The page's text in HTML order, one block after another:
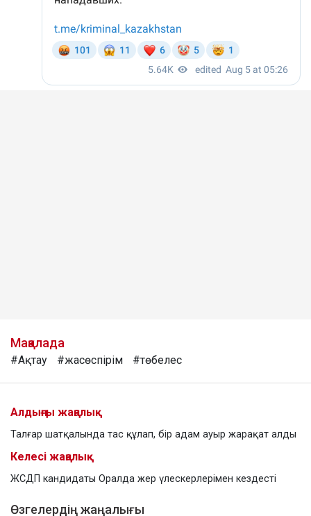
Мақалада
#Ақтау #жасөспірім #төбелес
Алдыңғы жаңалық
Талғар шатқалында тас құлап, бір адам ауыр жарақат алды
Келесі жаңалық
ЖСДП кандидаты Оралда жер үлескерлерімен кездесті